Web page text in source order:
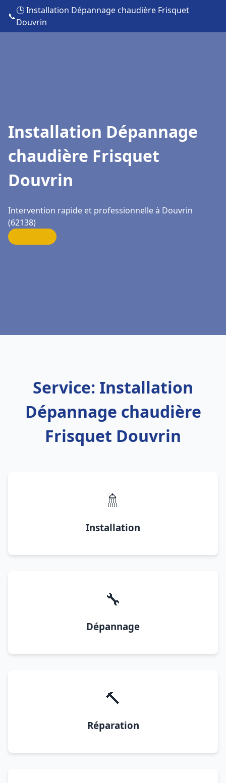
📞
🕒 Installation Dépannage chaudière Frisquet
Douvrin
Installation Dépannage
chaudière Frisquet
Douvrin
Intervention rapide et professionnelle à Douvrin
(62138)
Service: Installation
Dépannage chaudière
Frisquet Douvrin
🚿
Installation
🔧
Dépannage
🔨
Réparation